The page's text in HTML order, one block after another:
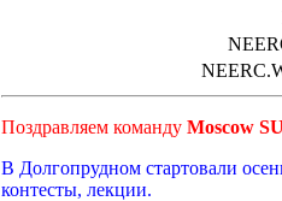
Поздравляем команду Moscow
В Долгопрудном стартовали
контесты, лекции.